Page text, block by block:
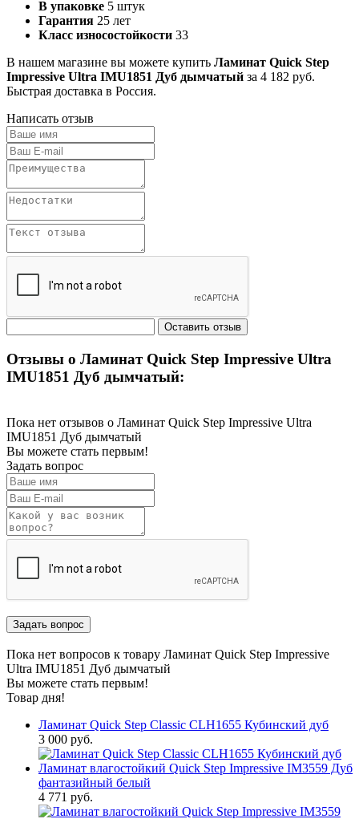
В упаковке 5 штук
Гарантия 25 лет
Класс износостойкости 33
В нашем магазине вы можете купить Ламинат Quick Step
Impressive Ultra IMU1851 Дуб дымчатый за 4 182 руб.
Быстрая доставка в Россия.
Написать отзыв
Отзывы о Ламинат Quick Step Impressive Ultra
IMU1851 Дуб дымчатый:
Пока нет отзывов о Ламинат Quick Step Impressive Ultra
IMU1851 Дуб дымчатый
Вы можете стать первым!
Задать вопрос
Пока нет вопросов к товару Ламинат Quick Step Impressive
Ultra IMU1851 Дуб дымчатый
Вы можете стать первым!
Товар дня!
Ламинат Quick Step Classic CLH1655 Кубинский дуб
3 000 руб.
Ламинат влагостойкий Quick Step Impressive IM3559 Дуб
фантазийный белый
4 771 руб.